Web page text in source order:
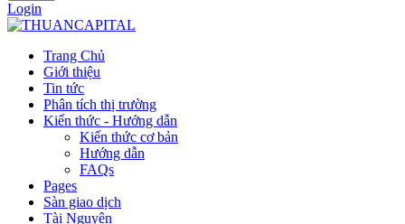
Login
Trang Chủ
Giới thiệu
Tin tức
Phân tích thị trường
Kiến thức - Hướng dẫn
Kiến thức cơ bản
Hướng dẫn
FAQs
Pages
Sàn giao dịch
Tài Nguyên